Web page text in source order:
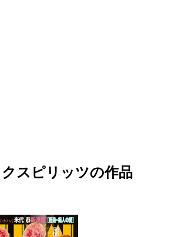
スピリッツの作品